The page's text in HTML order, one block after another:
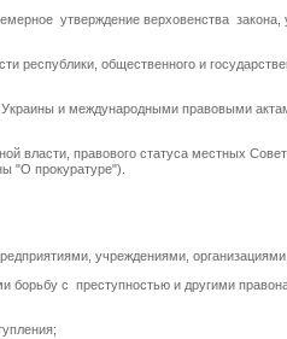
утверждение верховенства закона,
республики, общественного и
и международными правовыми
власти, правового статуса местных
"О прокуратуре").
учреждениями,
с преступностью и другими